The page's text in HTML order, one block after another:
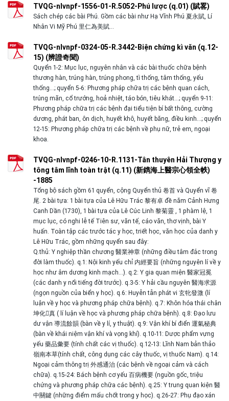
TVQG-nlvnpf-1556-01-R.5052-Phú lược (q.01) (賦畧)
Sách chép các bài Phú. Gồm các bài như Hạ Vĩnh Phú 夏永賦, Lí
Nhân Vi Mỹ Phú 里仁為美賦…
TVQG-nlvnpf-0324-05-R.3442-Biện chứng kì văn (q.12-
15) (辨證奇聞)
Quyển 1-2: Mục lục, nguyên nhân và các bài thuốc chữa bệnh
thương hàn, trúng hàn, trúng phong, tì thống, tâm thống, yếu
thống…; quyển 5-6: Phương pháp chữa trị các bệnh quan cách,
trúng mãn, cổ trướng, hoả nhiệt, táo bón, tiêu khát…; quyển 9-11:
Phương pháp chữa trị các bệnh đại tiểu tiện bí bất thông, cường
dương, phát ban, ôn dịch, huyết khô, huyết băng, điều kinh…; quyển
12-15: Phương pháp chữa trị các bệnh về phụ nữ, trẻ em, ngoại
khoa.
TVQG-nlvnpf-0246-10-R.1131-Tân thuyên Hải Thượng y
tông tâm lĩnh toàn trật (q.11) (新鐫海上醫宗心領全帙)
-1885
Tổng bộ sách gồm 61 quyển, cộng Quyển thủ 卷首 và Quyển vĩ 卷
尾. 2 bài tựa: 1 bài tựa của Lê Hữu Trác 黎有卓 đề năm Cảnh Hưng
Canh Dần (1730), 1 bài tựa của Lê Cúc Linh 黎菊靈 , 1 phàm lệ, 1
mục lục, có nghi lễ tế Tiên sư, văn tế, cáo văn, thơ vịnh, bài Y
huấn. Toàn tập các trước tác y học, triết học, văn học của danh y
Lê Hữu Trác, gồm những quyển sau đây:
Q.thủ: Y nghiệp thần chương 醫業神章 (những điều tâm đắc trong
đời làm thuốc). q.1: Nội kinh yếu chỉ 内經要旨 (những nguyên lí về y
học như âm dương kinh mạch…). q.2: Y gia quan miện 醫家冠冕
(các danh y nổi tiếng đời trước). q.3-5: Y hải cầu nguyên 醫海求源
(ngọn nguồn của biển y học). q.6: Huyễn tẫn phát vi 玄牝發溦 (lí
luận về y học và phương pháp chữa bệnh). q.7: Khôn hóa thái chân
坤化񠈚真 ( lí luận về học và phương pháp chữa bệnh). q.8: Đạo lưu
dư vận 導流餘韻 (bàn về y lí, y thuật). q.9: Vận khí bí điển 運氣秘典
(bàn về khái niệm vận khí và vọng khí). q.10-11: Dược phẩm vựng
yếu 藥品彙要 (tính chất các vị thuốc). q.12-13: Lĩnh Nam bản thảo
嶺南本草(tính chất, công dụng các cây thuốc, vị thuốc Nam). q.14:
Ngoại cảm thông trị 外感通治 (các bệnh về ngoại cảm và cách
chữa). q.15-24: Bách bệnh cơ yếu 百病機要 (nguồn gốc, triệu
chứng và phương pháp chữa các bệnh). q.25: Y trung quan kiện 醫
中關鍵 (những điểm mấu chốt trong y học). q.26-27: Phụ đạo xán